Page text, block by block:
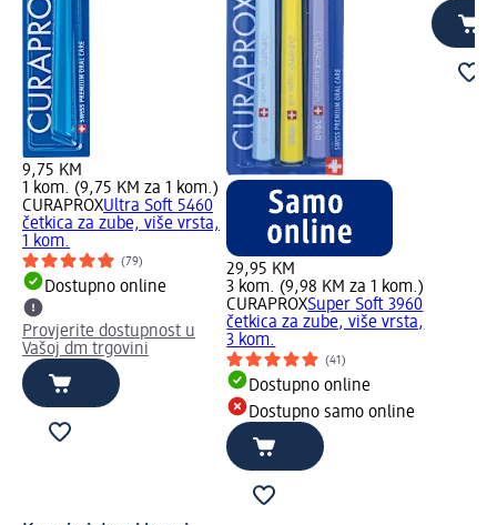
9,75 KM
1 kom. (9,75 KM za 1 kom.)
CURAPROXUltra Soft 5460
četkica za zube, više vrsta,
1 kom.
(79)
Dostupno online
Provjerite dostupnost u
Vašoj dm trgovini
29,95 KM
3 kom. (9,98 KM za 1 kom.)
CURAPROXSuper Soft 3960
četkica za zube, više vrsta,
3 kom.
(41)
Dostupno online
Dostupno samo online